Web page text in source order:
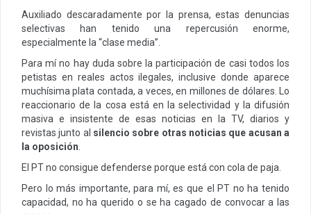
Auxiliado descaradamente por la prensa, estas denuncias
selectivas han tenido una repercusión enorme,
especialmente la “clase media”.
Para mí no hay duda sobre la participación de casi todos los
petistas en reales actos ilegales, inclusive donde aparece
muchísima plata contada, a veces, en millones de dólares. Lo
reaccionario de la cosa está en la selectividad y la difusión
masiva e insistente de esas noticias en la TV, diarios y
revistas junto al silencio sobre otras noticias que acusan a
la oposición
El PT no consigue defenderse porque está con cola de paja.
Pero lo más importante, para mí, es que el PT no ha tenido
capacidad, no ha querido o se ha cagado de convocar a las